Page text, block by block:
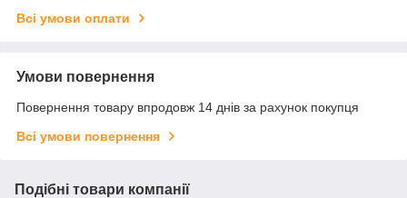
Всі умови оплати
Умови повернення
Повернення товару впродовж 14 днів за рахунок покупця
Всі умови повернення
Подібні товари компанії